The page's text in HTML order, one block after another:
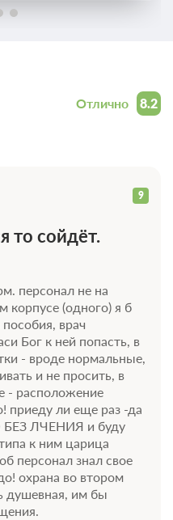
8.2
Отлично
9
то сойдёт.
персонал не на
корпусе (одного) я б
врач
Бог к ней попасть, в
- вроде нормальные,
и не просить, в
- расположение
приеду ли еще раз -да
БЕЗ ЛЧЕНИЯ и буду
к ним царица
персонал знал свое
охрана во втором
душевная, им бы